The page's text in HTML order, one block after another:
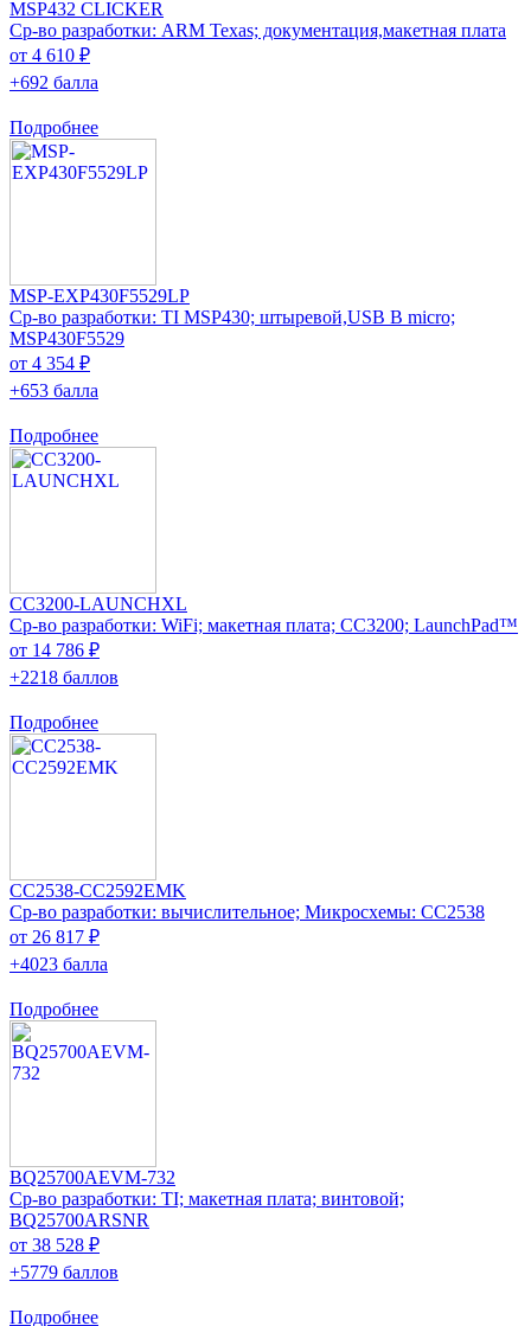
MSP432 CLICKER
Ср-во разработки: ARM Texas; документация,макетная плата
от 4 610 ₽
+692 балла
Подробнее
MSP-EXP430F5529LP
Ср-во разработки: TI MSP430; штыревой,USB B micro;
MSP430F5529
от 4 354 ₽
+653 балла
Подробнее
CC3200-LAUNCHXL
Ср-во разработки: WiFi; макетная плата; CC3200; LaunchPad™
от 14 786 ₽
+2218 баллов
Подробнее
CC2538-CC2592EMK
Ср-во разработки: вычислительное; Микросхемы: CC2538
от 26 817 ₽
+4023 балла
Подробнее
BQ25700AEVM-732
Ср-во разработки: TI; макетная плата; винтовой;
BQ25700ARSNR
от 38 528 ₽
+5779 баллов
Подробнее